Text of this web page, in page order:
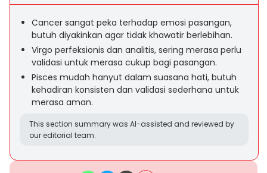
Cancer sangat peka terhadap emosi pasangan,
butuh diyakinkan agar tidak khawatir berlebihan.
Virgo perfeksionis dan analitis, sering merasa perlu
validasi untuk merasa cukup bagi pasangan.
Pisces mudah hanyut dalam suasana hati, butuh
kehadiran konsisten dan validasi sederhana untuk
merasa aman.
This section summary was AI-assisted and reviewed by
our editorial team.